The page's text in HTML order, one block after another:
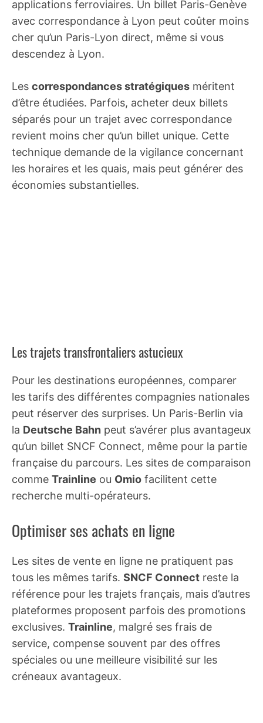
applications ferroviaires. Un billet Paris-Genève
avec correspondance à Lyon peut coûter moins
cher qu’un Paris-Lyon direct, même si vous
descendez à Lyon.
Les correspondances stratégiques méritent
d’être étudiées. Parfois, acheter deux billets
séparés pour un trajet avec correspondance
revient moins cher qu’un billet unique. Cette
technique demande de la vigilance concernant
les horaires et les quais, mais peut générer des
économies substantielles.
Les trajets transfrontaliers astucieux
Pour les destinations européennes, comparer
les tarifs des différentes compagnies nationales
peut réserver des surprises. Un Paris-Berlin via
la Deutsche Bahn peut s’avérer plus avantageux
qu’un billet SNCF Connect, même pour la partie
française du parcours. Les sites de comparaison
comme Trainline ou Omio facilitent cette
recherche multi-opérateurs.
Optimiser ses achats en ligne
Les sites de vente en ligne ne pratiquent pas
tous les mêmes tarifs. SNCF Connect reste la
référence pour les trajets français, mais d’autres
plateformes proposent parfois des promotions
exclusives. Trainline, malgré ses frais de
service, compense souvent par des offres
spéciales ou une meilleure visibilité sur les
créneaux avantageux.